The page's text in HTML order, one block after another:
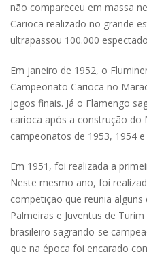
não compareceu em massa
Carioca realizado no grande
ultrapassou 100.000
Em janeiro de 1952, o
Campeonato Carioca no
jogos finais. Já o Flamengo
carioca após a construção do
campeonatos de 1953, 1954 e
Em 1951, foi realizada a
Neste mesmo ano, foi
competição que reunia
Palmeiras e Juventus de
brasileiro sagrando-se
que na época foi encarado